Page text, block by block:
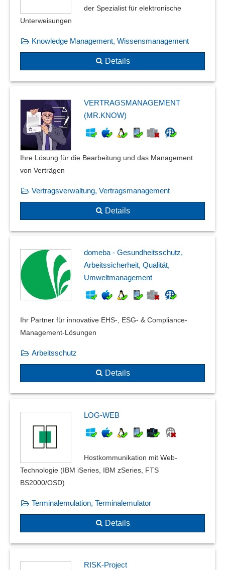
der Spezialist für elektronische
Unterweisungen
Knowledge Management, Wissensmanagement
Details
VERTRAGSMANAGEMENT
(MR.KNOW)
Ihre Lösung für die Bearbeitung und das Management
von Verträgen
Vertragsverwaltung, Vertragsmanagement
Details
domeba - Gesundheitsschutz,
Arbeitssicherheit, Qualität,
Umweltmanagement
Ihr Partner für innovative EHS-, ESG- & Compliance-
Management-Lösungen
Arbeitsschutz
Details
LOG-WEB
Hostkommunikation mit Web-
Technologie (IBM iSeries, IBM zSeries, FTS
BS2000/OSD)
Terminalemulation, Terminalemulator
Details
RISK-Project